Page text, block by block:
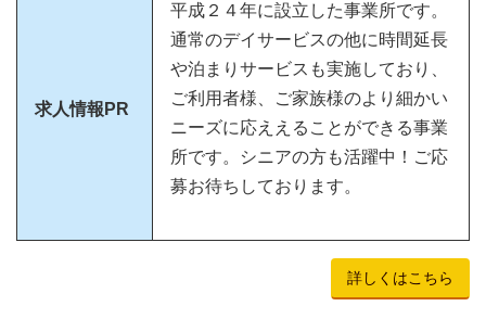
求人情報PR
平成２４年に設立した事業所です。
通常のデイサービスの他に時間延長
や泊まりサービスも実施しており、
ご利用者様、ご家族様のより細かい
ニーズに応ええることができる事業
所です。シニアの方も活躍中！ご応
募お待ちしております。
詳しくはこちら